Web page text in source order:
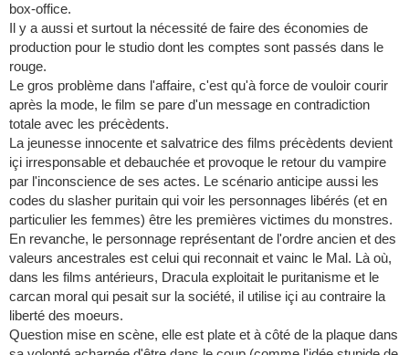
box-office.
Il y a aussi et surtout la nécessité de faire des économies de
production pour le studio dont les comptes sont passés dans le
rouge.
Le gros problème dans l'affaire, c'est qu'à force de vouloir courir
après la mode, le film se pare d'un message en contradiction
totale avec les précèdents.
La jeunesse innocente et salvatrice des films précèdents devient
içi irresponsable et debauchée et provoque le retour du vampire
par l'inconscience de ses actes. Le scénario anticipe aussi les
codes du slasher puritain qui voir les personnages libérés (et en
particulier les femmes) être les premières victimes du monstres.
En revanche, le personnage représentant de l'ordre ancien et des
valeurs ancestrales est celui qui reconnait et vainc le Mal. Là où,
dans les films antérieurs, Dracula exploitait le puritanisme et le
carcan moral qui pesait sur la société, il utilise içi au contraire la
liberté des moeurs.
Question mise en scène, elle est plate et à côté de la plaque dans